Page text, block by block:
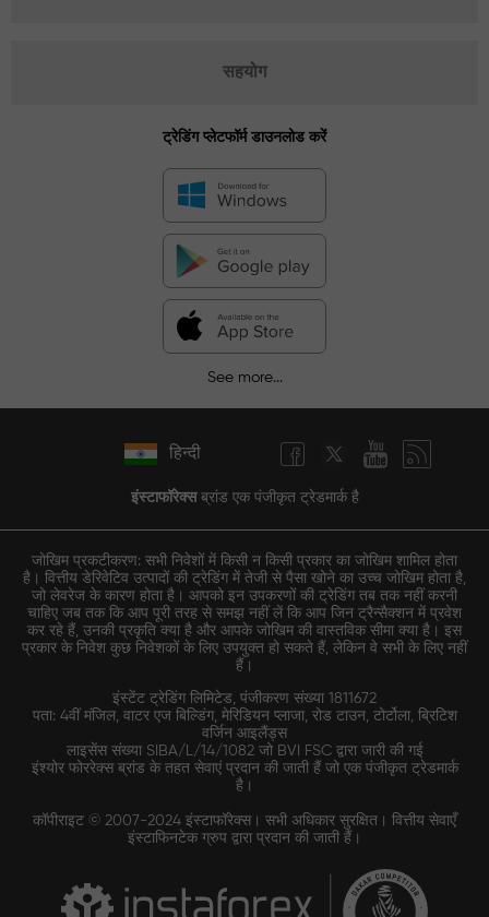
सहयोग
ट्रेडिंग प्लेटफॉर्म डाउनलोड करें
See more...
हिन्दी
इंस्टाफॉरेक्सब्रांड एक पंजीकृत ट्रेडमार्क है
जोखिम प्रकटीकरण: सभी निवेशों में किसी न किसी प्रकार का जोखिम शामिल होता
है। वित्तीय डेरिवेटिव उत्पादों की ट्रेडिंग में तेजी से पैसा खोने का उच्च जोखिम होता है,
जो लेवरेज के कारण होता है। आपको इन उपकरणों की ट्रेडिंग तब तक नहीं करनी
चाहिए जब तक कि आप पूरी तरह से समझ नहीं लें कि आप जिन ट्रैन्सैक्शन में प्रवेश
कर रहे हैं, उनकी प्रकृति क्या है और आपके जोखिम की वास्तविक सीमा क्या है। इस
प्रकार के निवेश कुछ निवेशकों के लिए उपयुक्त हो सकते हैं, लेकिन वे सभी के लिए नहीं
हैं।
इंस्टेंट ट्रेडिंग लिमिटेड, पंजीकरण संख्या 1811672
पता: 4वीं मंजिल, वाटर एज बिल्डिंग, मेरिडियन प्लाजा, रोड टाउन, टोर्टोला, ब्रिटिश
वर्जिन आइलैंड्स
लाइसेंस संख्या SIBA/L/14/1082 जो BVI FSC द्वारा जारी की गई
इंश्योर फोररेक्स ब्रांड के तहत सेवाएं प्रदान की जाती हैं जो एक पंजीकृत ट्रेडमार्क
है।
कॉपीराइट © 2007-2024 इंस्टाफॉरेक्स। सभी अधिकार सुरक्षित। वित्तीय सेवाएँ
इंस्टाफिनटेक ग्रुप द्वारा प्रदान की जाती हैं।